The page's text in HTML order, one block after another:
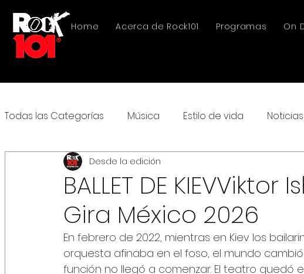
Home Acerca de Rock101 Programas On
Todas las Categorías Música Estilo de vida Noticias
BALLET DE
Gira México 2026
Desde la edición
En febrero de 2022, mientras en Kiev los
orquesta afinaba en el foso, el mundo
función no llegó a comenzar. El teatro quedó